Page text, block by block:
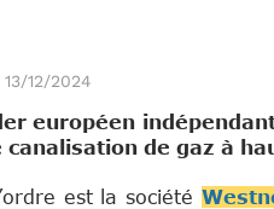
12/2024
européen
canalisation de gaz à
est la société